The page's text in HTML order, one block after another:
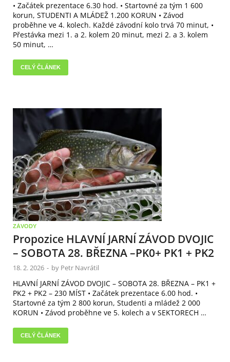
• Začátek prezentace 6.30 hod. • Startovné za tým 1 600
korun, STUDENTI A MLÁDEŽ 1.200 KORUN • Závod
proběhne ve 4. kolech. Každé závodní kolo trvá 70 minut, •
Přestávka mezi 1. a 2. kolem 20 minut, mezi 2. a 3. kolem
50 minut, …
CELÝ ČLÁNEK
ZÁVODY
Propozice HLAVNÍ JARNÍ ZÁVOD DVOJIC
– SOBOTA 28. BŘEZNA –PK0+ PK1 + PK2
18. 2. 2026 - by Petr Navrátil
HLAVNÍ JARNÍ ZÁVOD DVOJIC – SOBOTA 28. BŘEZNA – PK1 +
PK2 + PK2 – 230 MÍST • Začátek prezentace 6.00 hod. •
Startovné za tým 2 800 korun, Studenti a mládež 2 000
KORUN • Závod proběhne ve 5. kolech a v SEKTORECH …
CELÝ ČLÁNEK